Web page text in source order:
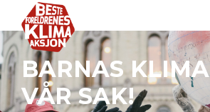
BARNAS KLIMA
VÅR SAK!